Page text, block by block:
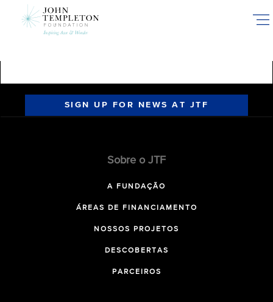
SIGN UP FOR NEWS AT JTF
Sobre o JTF
A FUNDAÇÃO
ÁREAS DE FINANCIAMENTO
NOSSOS PROJETOS
DESCOBERTAS
PARCEIROS